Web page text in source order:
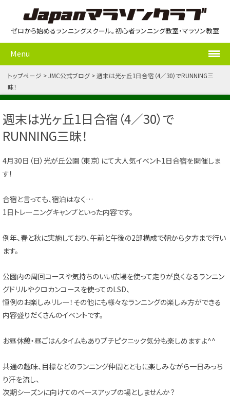
ゼロから始めるランニングスクール。初心者ランニング教室・マラソン教室
Menu
トップページ JMC公式ブログ
週末は光ヶ丘1日合宿（4／30）でRUNNING三
昧！
週末は光ヶ丘1日合宿（4／30）で
RUNNING三昧！
4月30日（日）光が丘公園（東京）にて大人気イベント1日合宿を開催しま
す！
合宿と言っても、宿泊はなく…
1日トレーニングキャンプといった内容です。
例年、春と秋に実施しており、午前と午後の2部構成で朝から夕方まで行い
ます。
公園内の周回コースや気持ちのいい広場を使って走りが良くなるランニン
グドリルやクロカンコースを使ってのLSD、
恒例のお楽しみリレー！その他にも様々なランニングの楽しみ方ができる
内容盛りだくさんのイベントです。
お昼休憩・昼ごはんタイムもありプチピクニック気分も楽しめますよ^^
共通の趣味、目標などのランニング仲間とともに楽しみながら一日みっち
り汗を流し、
次期シーズンに向けてのベースアップの場としませんか？